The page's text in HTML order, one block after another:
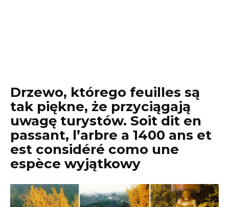
Drzewo, którego feuilles są
tak piękne, że przyciągają
uwagę turystów. Soit dit en
passant, l’arbre a 1400 ans et
est considéré como une
espèce wyjątkowy